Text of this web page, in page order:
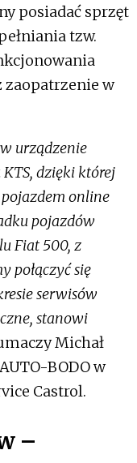
posiadać sprzęt
tzw.
zaopatrzenie w
urządzenie
dzięki której
online
pojazdów
Fiat 500, z
połączyć się
serwisów
stanowi
Michał
BODO w
Castrol.
–